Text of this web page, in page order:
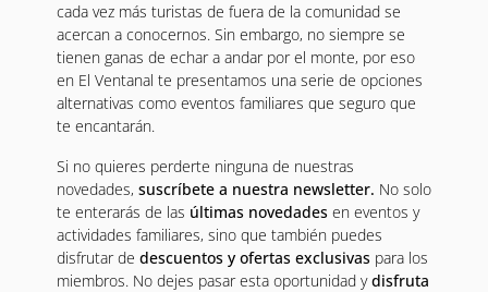
cada vez más turistas de fuera de la comunidad se
acercan a conocernos. Sin embargo, no siempre se
tienen ganas de echar a andar por el monte, por eso
en El Ventanal te presentamos una serie de opciones
alternativas como eventos familiares que seguro que
te encantarán.
Si no quieres perderte ninguna de nuestras
novedades, suscríbete a nuestra newsletter. No solo
te enterarás de las últimas novedades en eventos y
actividades familiares, sino que también puedes
disfrutar de descuentos y ofertas exclusivas para los
miembros. No dejes pasar esta oportunidad ydisfruta